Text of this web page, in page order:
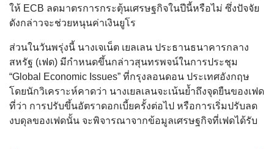
ให้ ECB ลดมาตรการกระตุ้นเศรษฐกิจในปีนี้หรือไม่ ซึ่งปัจจัย
ดังกล่าวจะช่วยหนุนค่าเงินยูโร
ส่วนในวันพรุ่งนี้ นางเจเน็ต เยลเลน ประธานธนาคารกลาง
สหรัฐ (เฟด) มีกำหนดขึ้นกล่าวสุนทรพจน์ในการประชุม
“Global Economic Issues” ที่กรุงลอนดอน ประเทศอังกฤษ
โดยนักวิเคราะห์คาดว่า นางเยลเลนจะเน้นย้ำถึงจุดยืนของเฟด
ที่ว่า การปรับขึ้นอัตราดอกเบี้ยครั้งต่อไป หรือการเริ่มปรับลด
งบดุลของเฟดนั้น จะพิจารณาจากข้อมูลเศรษฐกิจที่เฟดได้รับ